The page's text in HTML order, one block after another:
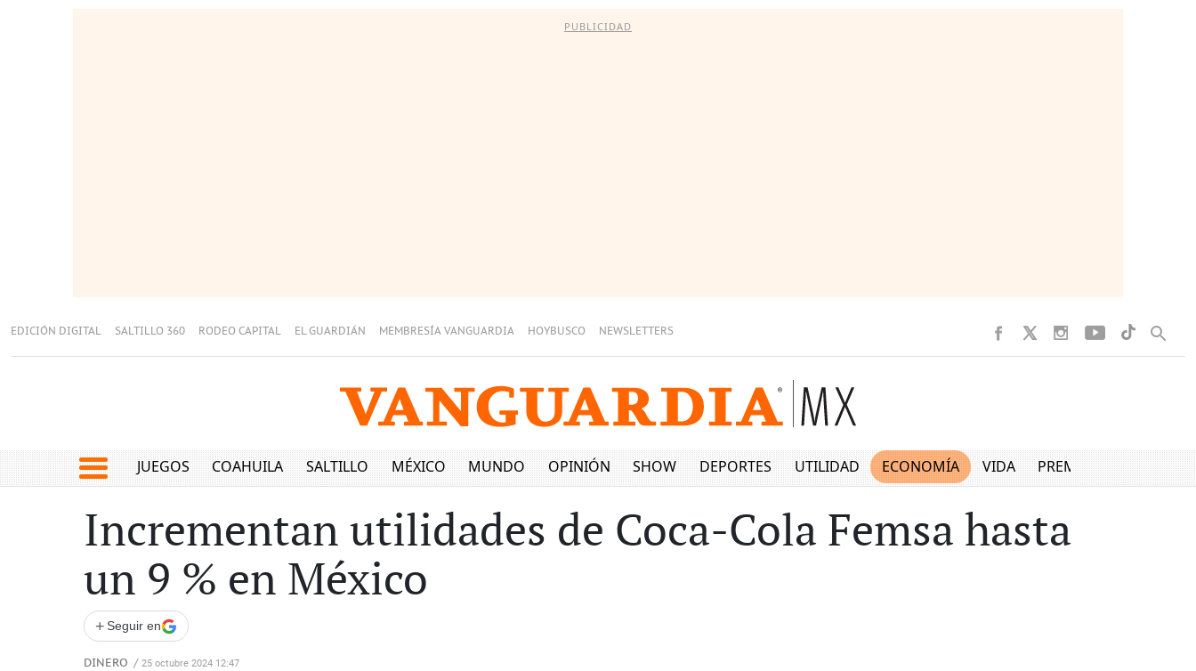
PUBLICIDAD
EDICIÓN DIGITAL SALTILLO 360 RODEO CAPITAL EL GUARDIÁN MEMBRESÍA VANGUARDIA HOYBUSCO NEWSLETTERS
JUEGOS COAHUILA SALTILLO MÉXICO MUNDO OPINIÓN SHOW DEPORTES UTILIDAD ECONOMÍA VIDA PREMIUM
Incrementan utilidades de Coca-Cola Femsa hasta
un 9 % en México
+ Seguir en
DINERO / 25 octubre 2024 12:47